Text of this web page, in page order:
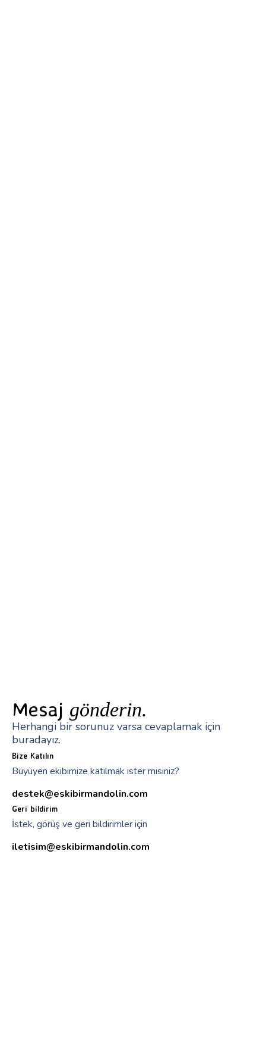
Mesaj gönderin.
Herhangi bir sorunuz varsa cevaplamak için
buradayız.
Bize Katılın
Büyüyen ekibimize katılmak ister misiniz?
destek@eskibirmandolin.com
Geri bildirim
İstek, görüş ve geri bildirimler için
iletisim@eskibirmandolin.com